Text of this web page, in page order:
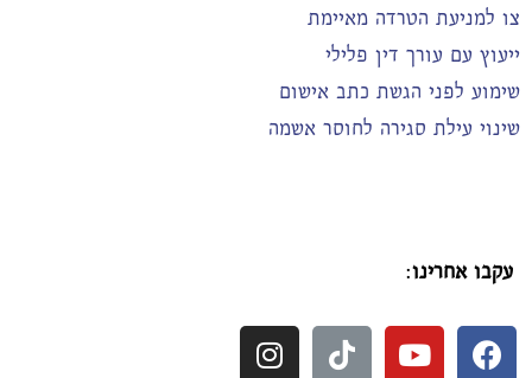
צו למניעת הטרדה מאיימת
ייעוץ עם עורך דין פלילי
שימוע לפני הגשת כתב אישום
שינוי עילת סגירה לחוסר אשמה
עקבו אחרינו: